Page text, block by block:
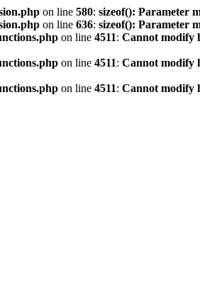
on line 580: sizeof(): Parameter
on line 636: sizeof(): Parameter
on line 4511: Cannot modify
on line 4511: Cannot modify
on line 4511: Cannot modify